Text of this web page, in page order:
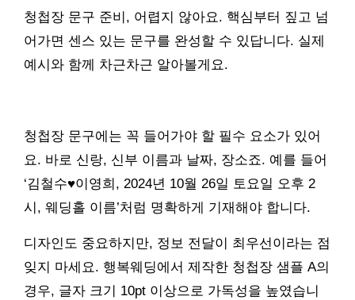
청첩장 문구 준비, 어렵지 않아요. 핵심부터 짚고 넘
어가면 센스 있는 문구를 완성할 수 있답니다. 실제
예시와 함께 차근차근 알아볼게요.
청첩장 문구에는 꼭 들어가야 할 필수 요소가 있어
요. 바로 신랑, 신부 이름과 날짜, 장소죠. 예를 들어
‘김철수♥이영희, 2024년 10월 26일 토요일 오후 2
시, 웨딩홀 이름’처럼 명확하게 기재해야 합니다.
디자인도 중요하지만, 정보 전달이 최우선이라는 점
잊지 마세요. 행복웨딩에서 제작한 청첩장 샘플 A의
경우, 글자 크기 10pt 이상으로 가독성을 높였습니